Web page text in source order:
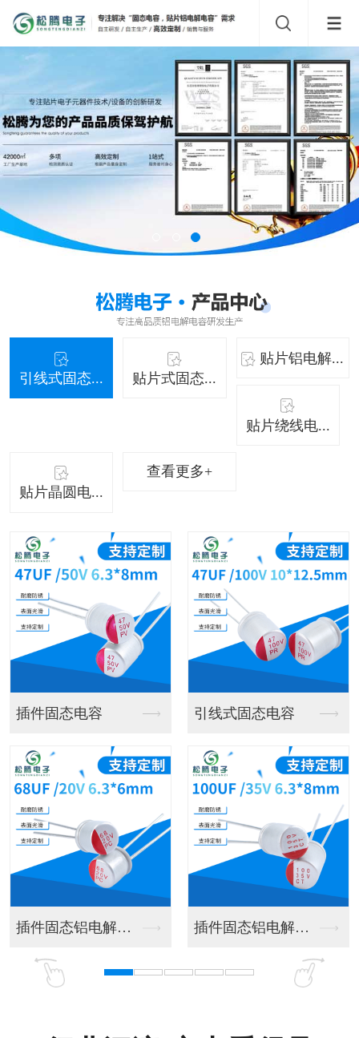
引线式固态... 贴片式固态...
贴片铝电解...
贴片绕线电...
贴片晶圆电...
查看更多+
插件固态电容 引线式固态电容
插件固态铝电解电容 插件固态铝电解电容器